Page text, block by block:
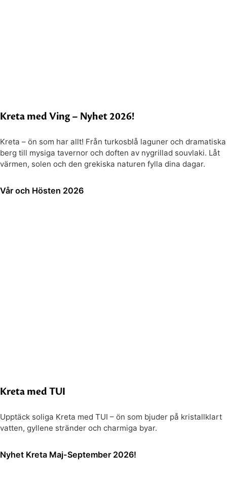
Kreta med Ving – Nyhet 2026!
Kreta – ön som har allt! Från turkosblå laguner och dramatiska
berg till mysiga tavernor och doften av nygrillad souvlaki. Låt
värmen, solen och den grekiska naturen fylla dina dagar.
Vår och Hösten 2026
Kreta med TUI
Upptäck soliga Kreta med TUI – ön som bjuder på kristallklart
vatten, gyllene stränder och charmiga byar.
Nyhet Kreta Maj-September 2026!